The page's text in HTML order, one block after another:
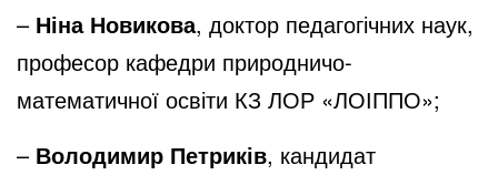
– Ніна Новикова, доктор педагогічних наук,
професор кафедри природничо-
математичної освіти КЗ ЛОР «ЛОІППО»;
– Володимир Петриків, кандидат